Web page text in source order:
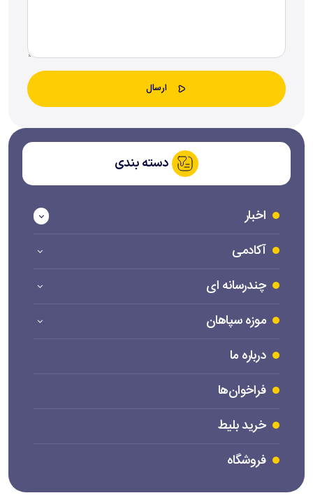
دسته بندی
اخبار
آکادمی
چندرسانه ای
موزه سپاهان
درباره ما
فراخوان‌ها
خرید بلیط
فروشگاه